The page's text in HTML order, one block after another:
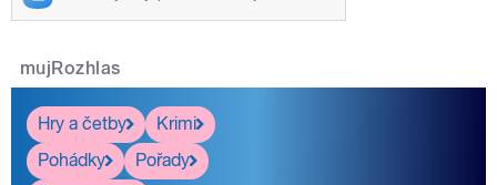
mujRozhlas
Hry a četby
Krimi
Pohádky
Pořady